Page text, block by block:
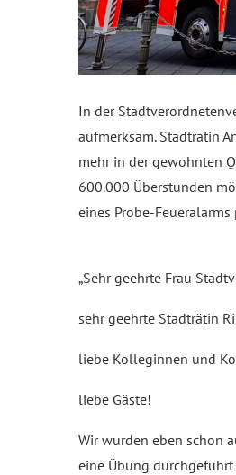
In der
aufmerksam. Stadträtin
mehr in der gewohnten
600.000 Überstunden
eines Probe-
„Sehr geehrte Frau
sehr geehrte Stadträtin
liebe Kolleginnen und
liebe Gäste!
Wir wurden eben schon
eine Übung